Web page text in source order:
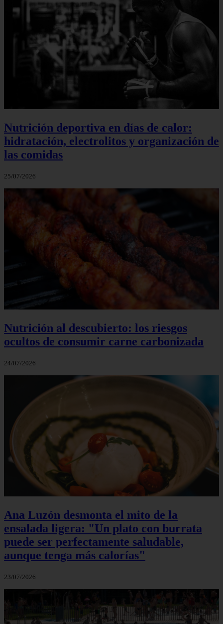
Nutrición deportiva en días de calor:
hidratación, electrolitos y organización de
las comidas
25/07/2026
Nutrición al descubierto: los riesgos
ocultos de consumir carne carbonizada
24/07/2026
Ana Luzón desmonta el mito de la
ensalada ligera: "Un plato con burrata
puede ser perfectamente saludable,
aunque tenga más calorías"
23/07/2026